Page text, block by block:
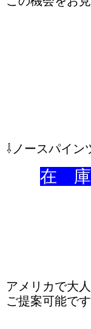
⇩ノースパイン
在
アメリカで大
ご提案可能です